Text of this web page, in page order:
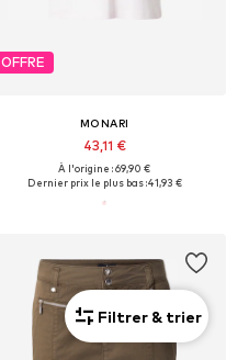
OFFRE
MONARI
43,11 €
À l'origine : 69,90 €
Dernier prix le plus bas :41,93 €
Filtrer & trier